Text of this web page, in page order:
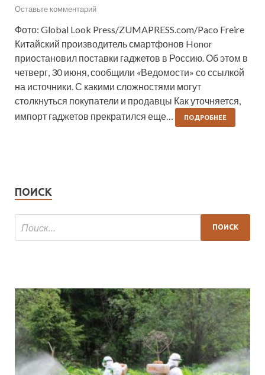
Оставьте комментарий
Фото: Global Look Press/ZUMAPRESS.com/Paco Freire
Китайский производитель смартфонов Honor
приостановил поставки гаджетов в Россию. Об этом в
четверг, 30 июня, сообщили «Ведомости» со ссылкой
на источники. С какими сложностями могут
столкнуться покупатели и продавцы Как уточняется,
импорт гаджетов прекратился еще…
ПОДРОБНЕЕ
ПОИСК